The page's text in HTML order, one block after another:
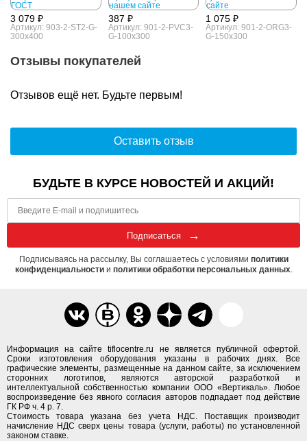
3 079 ₽
Артикул: 903-2-ST2-G-
300x400
387 ₽
Артикул: 901-2-PVC3-
G-100x300
1 075 ₽
Артикул: 901-2-ORG3-
G-150x300
Отзывы покупателей
Отзывов ещё нет. Будьте первым!
Оставить отзыв
Информация на сайте tiflocentre.ru не является публичной офертой.
Сроки изготовления оборудования указаны в рабочих днях. Все
графические элементы, размещенные на данном сайте, за исключением
сторонних логотипов, являются авторской разработкой и
интеллектуальной собственностью компании ООО «Вертикаль». Любое
воспроизведение без явного согласия авторов подпадает под действие
ГК РФ ч. 4 р. 7.
Стоимость товара указана без учета НДС. Поставщик производит
начисление НДС сверх цены товара (услуги, работы) по установленной
законом ставке.
БУДЬТЕ В КУРСЕ НОВОСТЕЙ И АКЦИЙ!
Подписаться
Подписываясь на рассылку, Вы соглашаетесь с условиями политики
конфиденциальностии политики обработки персональных данных.